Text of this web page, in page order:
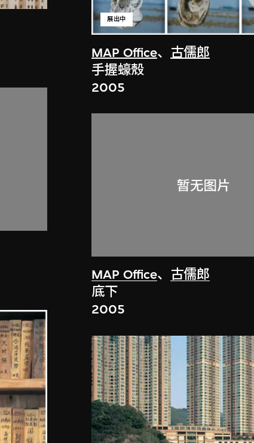
MAP Office、 古儒郎
展出中
手握蠔殼
2005
MAP Office、 古儒郎
底下
2005